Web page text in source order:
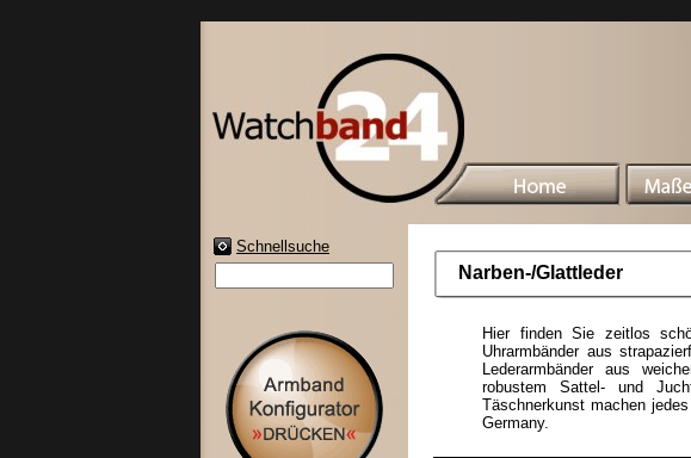
Schnellsuche
Narben-/Glattleder
Hier finden Sie zeitlos
Uhrarmbänder aus
Lederarmbänder aus
robustem Sattel- und
Täschnerkunst machen
Germany.